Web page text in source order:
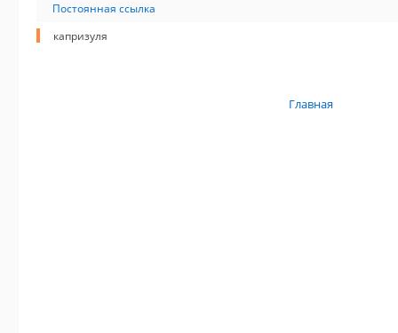
Постоянная ссылка
капризуля
Главная